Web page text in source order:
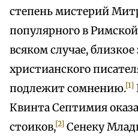
степень мистерий
популярного в
всяком случае,
христианского
подлежит сомнению.[1]
Квинта Септимия
стоиков,[2] Сенеку